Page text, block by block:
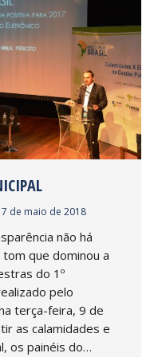
de maio de 2018
não há
que dominou a
do 1º
pelo
terça-feira, 9 de
as calamidades e
os painéis do…